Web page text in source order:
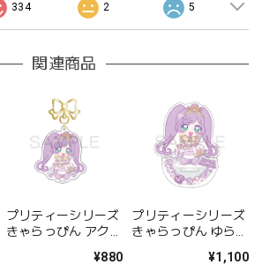
334 2 5
関連商品
プリティーシリーズ
きゃらっぴん アクリ
¥880
プリティーシリーズ
きゃらっぴん ゆらゆ
¥1,100